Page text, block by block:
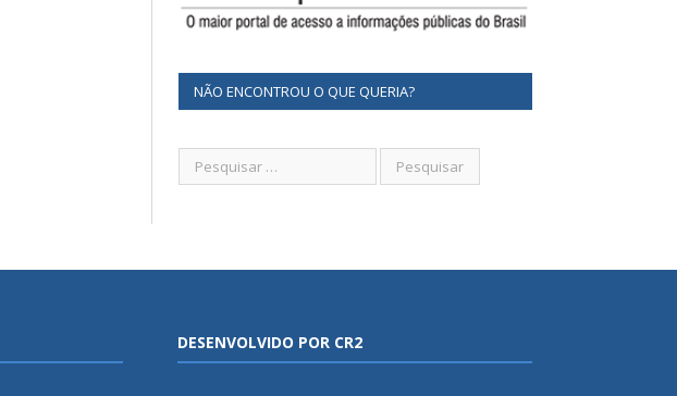
NÃO ENCONTROU O QUE QUERIA?
DESENVOLVIDO POR CR2